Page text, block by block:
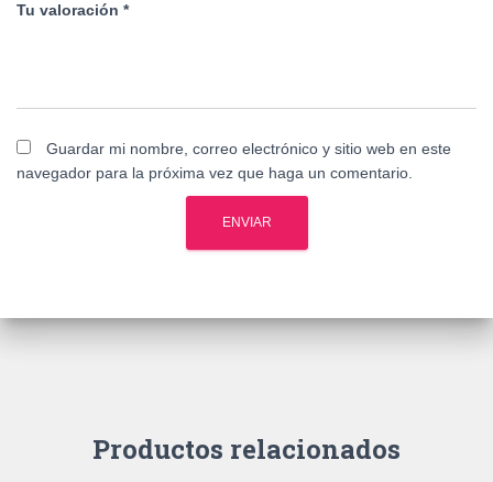
Tu valoración *
Guardar mi nombre, correo electrónico y sitio web en este
navegador para la próxima vez que haga un comentario.
Productos relacionados